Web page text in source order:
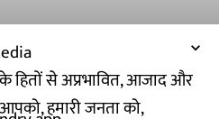
के हितों से अप्रभावित, आजाद और
आपको, हमारी जनता को,